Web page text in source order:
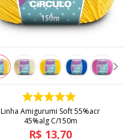
COMPRAR
Linha Amigurumi Soft 55%acr
45%alg C/150m
R$ 13,70